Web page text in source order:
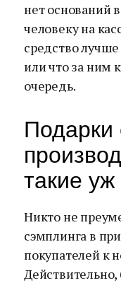
нет оснований
человеку на
средство
или что за ним
очередь.
такие
Никто не
сэмплинга в
покупателей к